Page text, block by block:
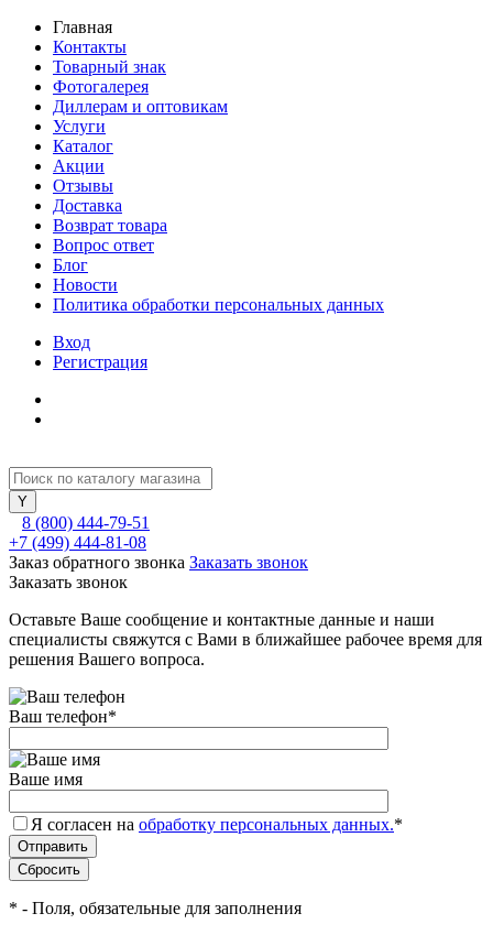
Главная
Контакты
Товарный знак
Фотогалерея
Диллерам и оптовикам
Услуги
Каталог
Акции
Отзывы
Доставка
Возврат товара
Вопрос ответ
Блог
Новости
Политика обработки персональных данных
Вход
Регистрация
8 (800) 444-79-51
+7 (499) 444-81-08
Заказ обратного звонка Заказать звонок
Заказать звонок
Оставьте Ваше сообщение и контактные данные и наши
специалисты свяжутся с Вами в ближайшее рабочее время для
решения Вашего вопроса.
Ваш телефон*
Ваше имя
Я согласен на обработку персональных данных.*
* - Поля, обязательные для заполнения